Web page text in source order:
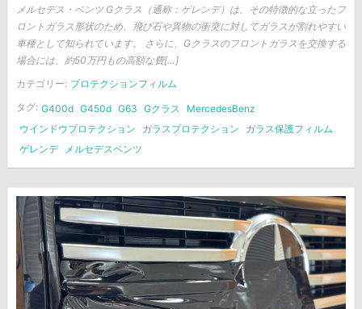
メルセデス・ベンツ Gクラス（通称：ゲレンデ）は、その特徴的な立ったフ
ロントガラス形状のため、飛び石や異物の衝突に対してガラスが割れやすい
車種として知られています。 さらに、Gクラスのフロントガラスを交換する
場合には、約50万円もの高額な費[…]
カテゴリー: プロテクションフィルム
タグ: G400d G450d G63 Gクラス
MercedesBenz
ウインドウプロテクション
ガラスプロテクション
ガラス保護フィルム
ゲレンデ
メルセデスベンツ